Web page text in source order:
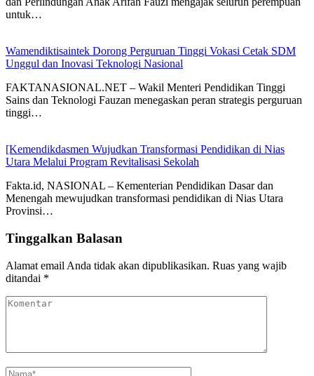
untuk…
Wamendiktisaintek Dorong Perguruan Tinggi Vokasi Cetak SDM
Unggul dan Inovasi Teknologi Nasional
FAKTANASIONAL.NET – Wakil Menteri Pendidikan Tinggi
Sains dan Teknologi Fauzan menegaskan peran strategis perguruan
tinggi…
[Kemendikdasmen Wujudkan Transformasi Pendidikan di Nias
Utara Melalui Program Revitalisasi Sekolah
Fakta.id, NASIONAL – Kementerian Pendidikan Dasar dan
Menengah mewujudkan transformasi pendidikan di Nias Utara
Provinsi…
Tinggalkan Balasan
Alamat email Anda tidak akan dipublikasikan. Ruas yang wajib
ditandai *